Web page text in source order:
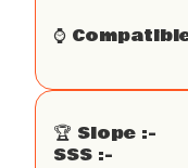
⌚️
🏆 Slope :-
SSS :-